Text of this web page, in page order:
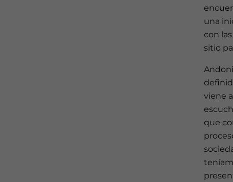
una
con
sitio
viene
que